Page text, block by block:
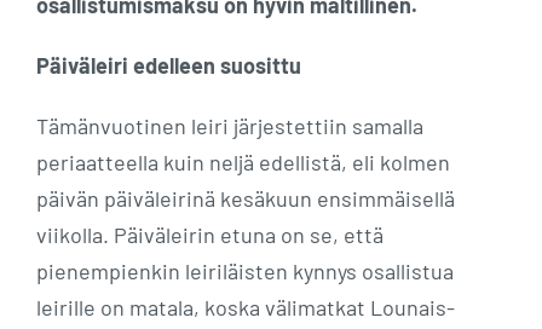
Päiväleiri edelleen suosittu
Tämänvuotinen leiri järjestettiin samalla
periaatteella kuin neljä edellistä, eli kolmen
päivän päiväleirinä kesäkuun ensimmäisellä
viikolla. Päiväleirin etuna on se, että
pienempienkin leiriläisten kynnys osallistua
leirille on matala, koska välimatkat Lounais-